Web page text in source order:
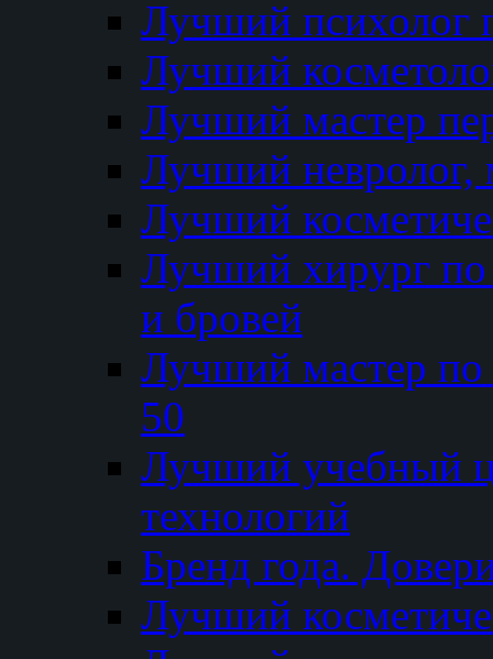
Лучший психолог
Лучший
Лучший мастер
Лучший невролог,
Лучший
Лучший хирург по
и бровей
Лучший мастер
50
Лучший
технологий
Бренд года.
Лучший